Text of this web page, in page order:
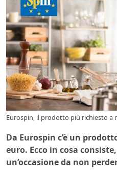
Eurospin, il prodotto più richiesto a
Da Eurospin c’è un
euro. Ecco in cosa
un’occasione da non